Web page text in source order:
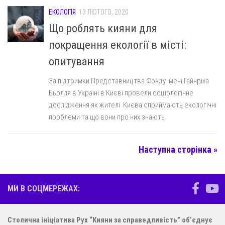
ЕКОЛОГІЯ 13 ЛЮТОГО, 2020
Що роблять кияни для
покращення екології в місті:
опитування
За підтримки Представництва Фонду імені Гайнріха
Бьолля в Україні в Києві провели соціологічне
дослідження як жителі Києва сприймають екологічні
проблеми та що вони про них знають.
Наступна сторінка »
МИ В СОЦМЕРЕЖАХ:
Столична ініціатива Рух “Кияни за справедливість” об’єднує